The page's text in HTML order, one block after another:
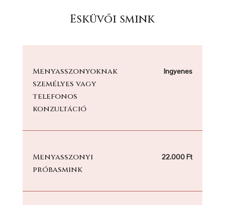
Esküvői smink
Menyasszonyoknak
személyes vagy
telefonos
konzultáció
Ingyenes
Menyasszonyi
próbasmink
22.000 Ft